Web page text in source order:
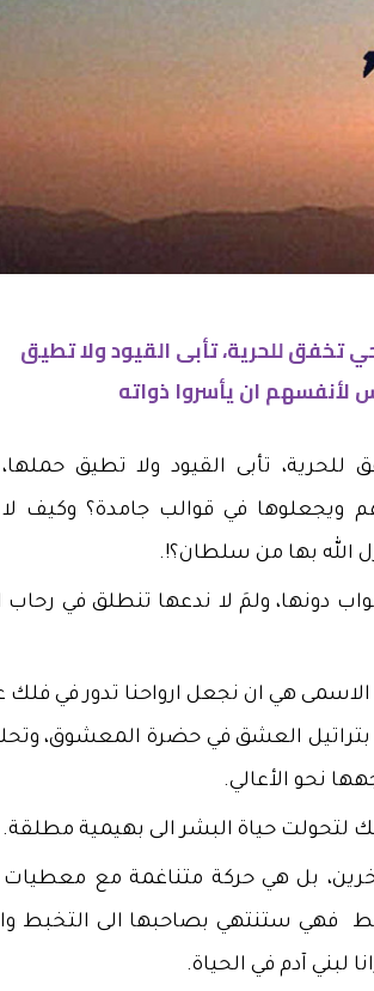
تخفق للحرية، تأبى القيود ولا تطيق
لأنفسهم ان يأسروا ذواته
تأبى القيود ولا تطيق حملها،
في قوالب جامدة؟ وكيف
الله بها من سلطان؟!.
دونها، ولمَ لا ندعها تنطلق في رحاب
هي ان نجعل ارواحنا تدور في فلك
العشق في حضرة المعشوق،
نحو الأعالي.
لتحولت حياة البشر الى بهيمية مطلقة.
بل هي حركة متناغمة مع معطيات
فهي ستنتهي بصاحبها الى التخبط
لبني آدم في الحياة.